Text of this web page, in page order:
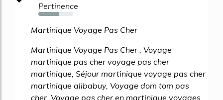
Pertinence
59%
Martinique Voyage Pas Cher
Martinique Voyage Pas Cher , Voyage
martinique pas cher voyage pas cher
martinique, Séjour martinique voyage pas cher
martinique alibabuy, Voyage dom tom pas
cher, Voyage pas cher en martinique voyages